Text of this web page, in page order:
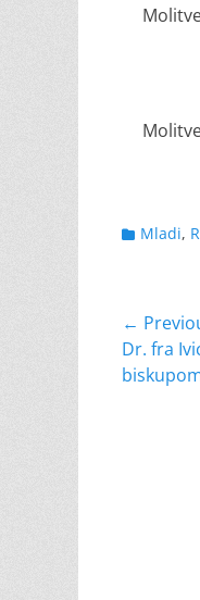
Categories
Mladi,
←
Previous
post:
Dr. fra